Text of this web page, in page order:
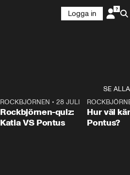
Logga in
SE ALLA
0:15
ROCKBJÖRNEN •28 JULI
Rockbjörnen-quiz:
Katia VS Pontus
Hur väl
Pontus?